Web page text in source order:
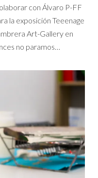
con Álvaro P-FF
la exposición Teeenage
Art-Gallery en
no paramos…